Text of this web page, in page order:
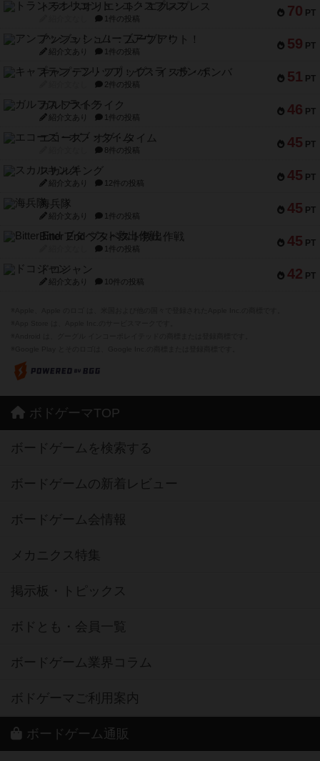
70 PT
トランスオリエント・エクスプレス
1件の投稿
59 PT
アンブッシュ！：ムーブアウト！
紹介文あり 1件の投稿
51 PT
キャプテン・フリップ：イスラ・ボンバ
2件の投稿
46 PT
ガルフストライク
紹介文あり 1件の投稿
45 PT
エコーズ・オブ・タイム
8件の投稿
45 PT
スカルキング
紹介文あり 12件の投稿
45 PT
海兵隊
紹介文あり 1件の投稿
45 PT
Bitter End ブタペスト救出作戦
1件の投稿
42 PT
ドコジャン
紹介文あり 10件の投稿
ボドゲーマTOP
ボードゲームを検索する
ボードゲームの新着レビュー
ボードゲーム会情報
メカニクス特集
掲示板・トピックス
ボドとも・会員一覧
ボードゲーム業界コラム
ボドゲーマご利用案内
ボードゲーム通販